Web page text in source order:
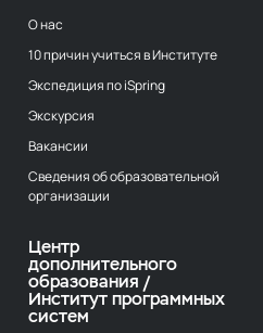
О нас
10 причин учиться в Институте
Экспедиция по iSpring
Экскурсия
Вакансии
Сведения об образовательной
организации
Центр
дополнительного
образования /
Институт программных
систем